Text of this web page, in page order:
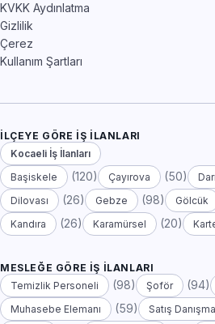
KVKK Aydınlatma
Gizlilik
Çerez
Kullanım Şartları
İLÇEYE GÖRE İŞ İLANLARI
Kocaeli İş İlanları
Başiskele
(120) Çayırova (50)
Dilovası (26) Gebze (98) Gölcük
Kandıra (26) Karamürsel (20)
MESLEĞE GÖRE İŞ İLANLARI
Temizlik Personeli
(98) Şoför (94)
Muhasebe Elemanı (59) Satış